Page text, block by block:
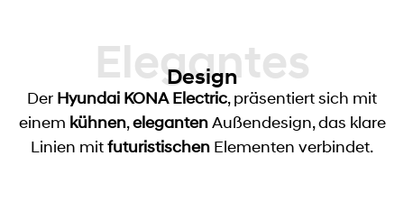
Elegantes
Design
Der Hyundai KONA Electric, präsentiert sich mit
einem kühnen,elegantenAußendesign, das klare
Linien mitfuturistischen Elementen verbindet.